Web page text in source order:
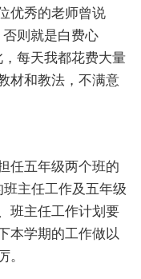
优秀的老师曾说
则就是白费心
每天我都花费大量
材和教法，不满意
五年级两个班的
主任工作及五年级
班主任工作计划要
本学期的工作做以
。